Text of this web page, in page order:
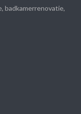
badkamerrenovatie,